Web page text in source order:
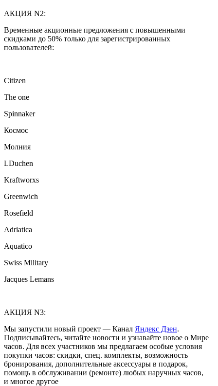
АКЦИЯ N2:
Временные акционные предложения с повышенными
скидками до 50% только для зарегистрированных
пользователей:
Citizen
The one
Spinnaker
Космос
Молния
LDuchen
Kraftworxs
Greenwich
Rosefield
Adriatica
Aquatico
Swiss Military
Jacques Lemans
АКЦИЯ N3:
Мы запустили новый проект — Канал Яндекс Дзен.
Подписывайтесь, читайте новости и узнавайте новое о Мире
часов. Для всех участников мы предлагаем особые условия
покупки часов: скидки, спец. комплекты, возможность
бронирования, дополнительные аксессуары в подарок,
помощь в обслуживании (ремонте) любых наручных часов,
и многое другое